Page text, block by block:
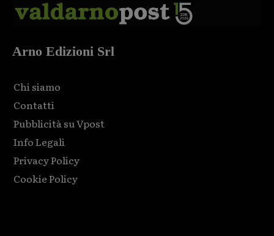
Arno Edizioni Srl
Chi siamo
Contatti
Pubblicità su Vpost
Info Legali
Privacy Policy
Cookie Policy